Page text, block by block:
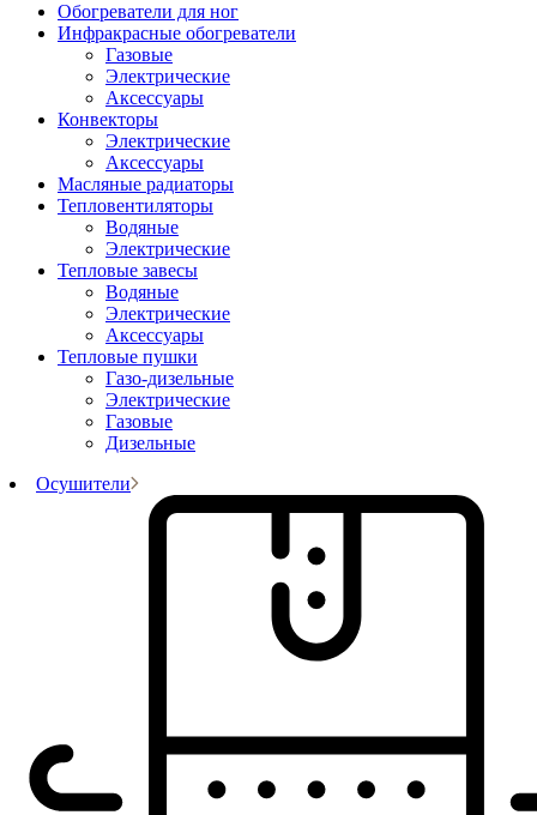
Обогреватели для ног
Инфракрасные обогреватели
Газовые
Электрические
Аксессуары
Конвекторы
Электрические
Аксессуары
Масляные радиаторы
Тепловентиляторы
Водяные
Электрические
Тепловые завесы
Водяные
Электрические
Аксессуары
Тепловые пушки
Газо-дизельные
Электрические
Газовые
Дизельные
Осушители